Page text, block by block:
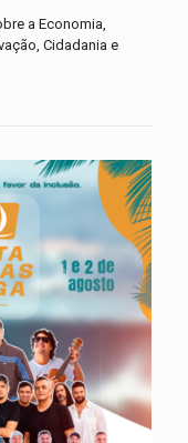
a Economia,
Cidadania e